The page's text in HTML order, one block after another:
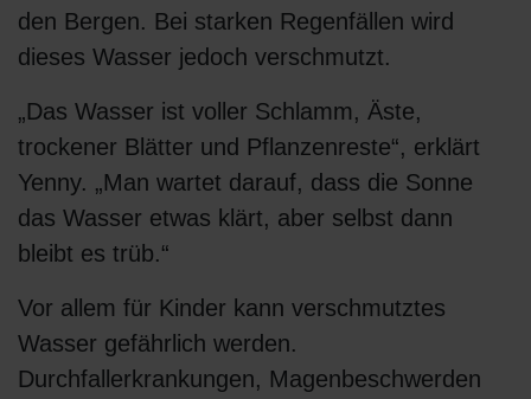
den Bergen. Bei starken Regenfällen wird
dieses Wasser jedoch verschmutzt.
„Das Wasser ist voller Schlamm, Äste,
trockener Blätter und Pflanzenreste“, erklärt
Yenny. „Man wartet darauf, dass die Sonne
das Wasser etwas klärt, aber selbst dann
bleibt es trüb.“
Vor allem für Kinder kann verschmutztes
Wasser gefährlich werden.
Durchfallerkrankungen, Magenbeschwerden